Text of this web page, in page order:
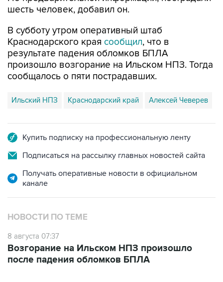
шесть человек, добавил он.
В субботу утром оперативный штаб
Краснодарского края сообщил, что в
результате падения обломков БПЛА
произошло возгорание на Ильском НПЗ. Тогда
сообщалось о пяти пострадавших.
Ильский НПЗ Краснодарский край Алексей Чеверев
Купить подписку на профессиональную ленту
Подписаться на рассылку главных новостей сайта
Получать оперативные новости в официальном
канале
НОВОСТИ ПО ТЕМЕ
8 августа 07:37
Возгорание на Ильском НПЗ произошло
после падения обломков БПЛА